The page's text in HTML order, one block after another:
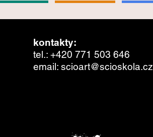
SEND
kontakty:
tel.: +420 771 503 646
email: scioart@scioskola.cz